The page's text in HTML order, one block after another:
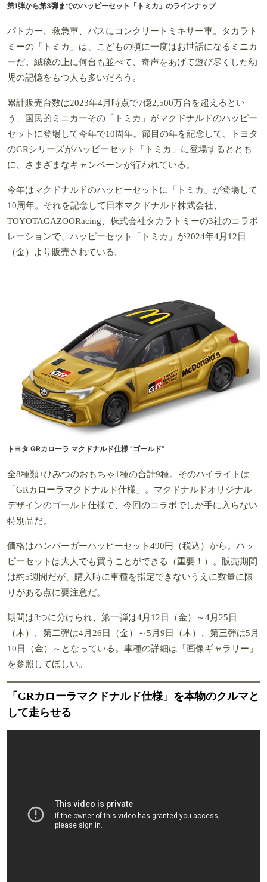
第1弾から第3弾までのハッピーセット「トミカ」のラインナップ
パトカー、救急車、バスにコンクリートミキサー車。タカラト
ミーの「トミカ」は、こどもの頃に一度はお世話になるミニカ
ーだ。絨毯の上に何台も並べて、奇声をあげて遊び尽くした幼
児の記憶をもつ人も多いだろう。
累計販売台数は2023年4月時点で7億2,500万台を超えるとい
う、国民的ミニカーその「トミカ」がマクドナルドのハッピー
セットに登場して今年で10周年。節目の年を記念して、トヨタ
のGRシリーズがハッピーセット「トミカ」に登場するととも
に、さまざまなキャンペーンが行われている。
今年はマクドナルドのハッピーセットに「トミカ」が登場して
10周年。それを記念して日本マクドナルド株式会社、
TOYOTAGAZOORacing、株式会社タカラトミーの3社のコラボ
レーションで、ハッピーセット「トミカ」が2024年4月12日
（金）より販売されている。
トヨタ GRカローラ マクドナルド仕様 “ゴールド”
全8種類+ひみつのおもちゃ1種の合計9種。そのハイライトは
「GRカローラマクドナルド仕様」。マクドナルドオリジナル
デザインのゴールド仕様で、今回のコラボでしか手に入らない
特別品だ。
価格はハンバーガーハッピーセット490円（税込）から。ハッ
ピーセットは大人でも買うことができる（重要！）。販売期間
は約5週間だが、購入時に車種を指定できないうえに数量に限
りがある点に要注意だ。
期間は3つに分けられ、第一弾は4月12日（金）～4月25日
（木）、第二弾は4月26日（金）～5月9日（木）、第三弾は5月
10日（金）～となっている。車種の詳細は「画像ギャラリー」
を参照してほしい。
「GRカローラマクドナルド仕様」を本物のクルマと
して走らせる